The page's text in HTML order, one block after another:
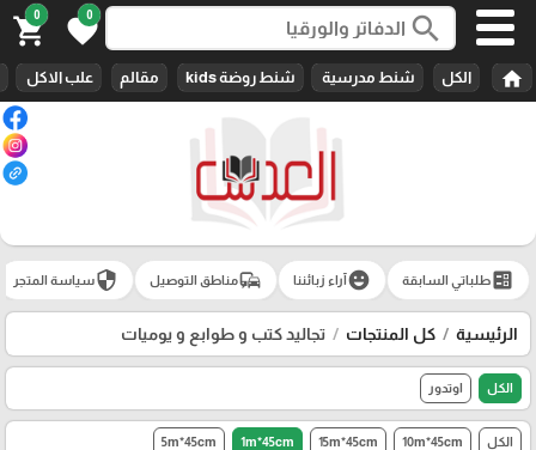
search
0
favorite
0
shopping_cart
home الكل شنط مدرسية شنط روضة kids مقالم علب الاكل
ballotطلباتي السابقة emoji_emotionsآراء زبائننا commuteمناطق التوصيل securityسياسة المتجر
الرئيسية كل المنتجات تجاليد كتب و طوابع و يوميات
الكل اوتدور
الكل 10m*45cm
15m*45cm
1m*45cm
5m*45cm